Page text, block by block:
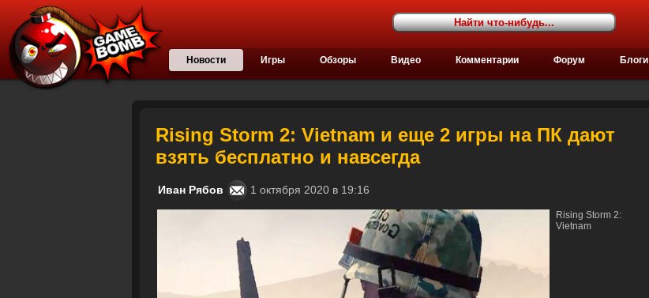
Новости Игры Обзоры Видео Комментарии Форум Блоги
Rising Storm 2: Vietnam и еще 2 игры на ПК дают
взять бесплатно и навсегда
Иван Рябов 1 октября 2020 в 19:16
Rising Storm 2:
Vietnam